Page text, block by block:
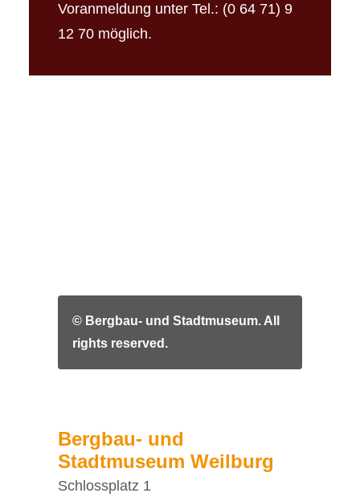
Voranmeldung unter Tel.: (0 64 71) 9
12 70 möglich.
© Bergbau- und Stadtmuseum. All
rights reserved.
Bergbau- und
Stadtmuseum Weilburg
Schlossplatz 1